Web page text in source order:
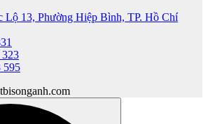
Lộ 13, Phường Hiệp Bình, TP. Hồ Chí
595